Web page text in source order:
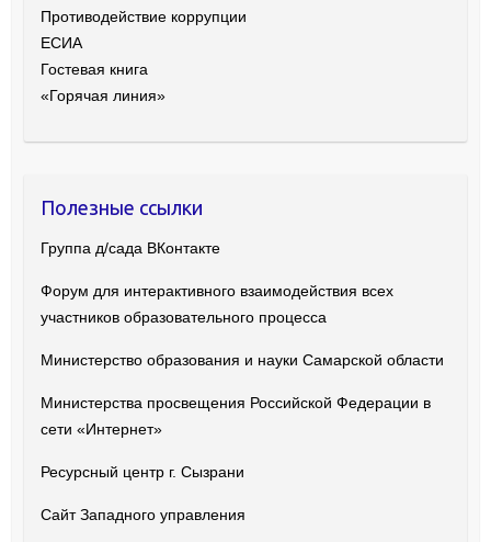
Противодействие коррупции
ЕСИА
Гостевая книга
«Горячая линия»
Полезные ссылки
Группа д/сада ВКонтакте
Форум для интерактивного взаимодействия всех
участников образовательного процесса
Министерство образования и науки Самарской области
Министерства просвещения Российской Федерации в
сети «Интернет»
Ресурсный центр г. Сызрани
Сайт Западного управления